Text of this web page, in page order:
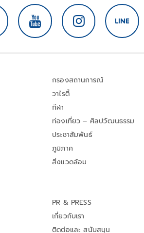
กรองสถานการณ์
วาไรตี้
กีฬา
ท่องเที่ยว – ศิลปวัฒนธรรม
ประชาสัมพันธ์
ภูมิภาค
สิ่งแวดล้อม
PR & PRESS
เกี่ยวกับเรา
ติดต่อและ สนับสนุน